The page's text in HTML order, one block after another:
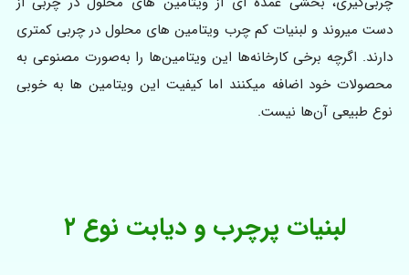
دست میروند و لبنیات کم چرب ویتامین های محلول در چربی کمتری
دارند. اگرچه برخی کارخانه‌ها این ویتامین‌ها را به‌صورت مصنوعی به
محصولات خود اضافه میکنند اما کیفیت این ویتامین ها به خوبی
نوع طبیعی آن‌ها نیست.
لبنیات پرچرب و دیابت نوع ۲